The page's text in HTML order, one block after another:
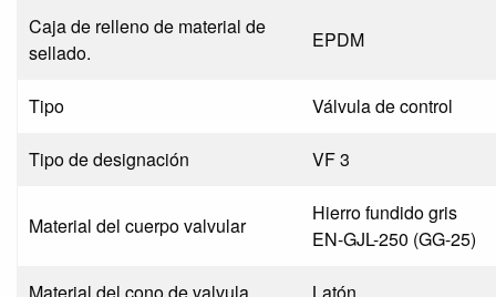
Caja de relleno de material de
sellado.
EPDM
Tipo Válvula de control
Tipo de designación VF 3
Material del cuerpo valvular
Hierro fundido gris
EN-GJL-250 (GG-25)